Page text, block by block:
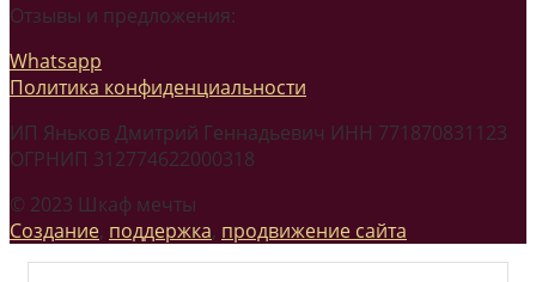
Отзывы и предложения:
Whatsapp
Политика конфиденциальности
ИП Яньков Дмитрий Геннадьевич ИНН 771870831123
ОГРНИП 312774622000318
© 2023 Шкаф мечты
Создание, поддержка, продвижение сайта